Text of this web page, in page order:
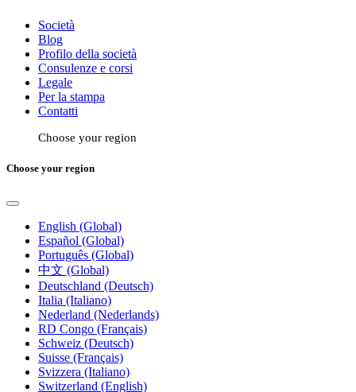
Società
Blog
Profilo della società
Consulenze e corsi
Legale
Per la stampa
Contatti
Choose your region
Choose your region
English (Global)
Español (Global)
Português (Global)
中文 (Global)
Deutschland (Deutsch)
Italia (Italiano)
Nederland (Nederlands)
RD Congo (Français)
Schweiz (Deutsch)
Suisse (Français)
Svizzera (Italiano)
Switzerland (English)